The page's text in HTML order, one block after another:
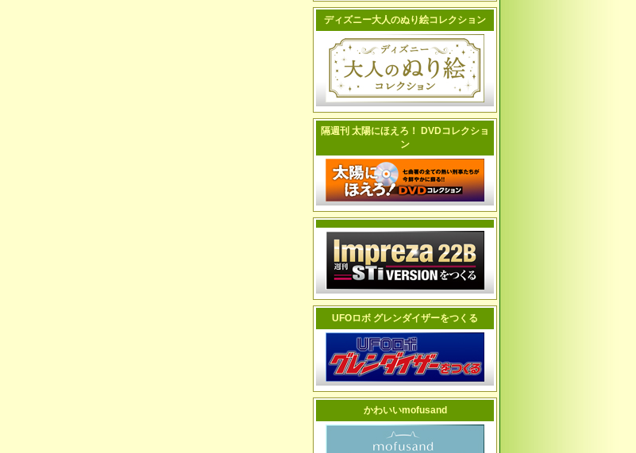
ディズニー大人のぬり絵コレクション
隔週刊 太陽にほえろ！ DVDコレクショ
ン
UFOロボ グレンダイザーをつくる
かわいいmofusand